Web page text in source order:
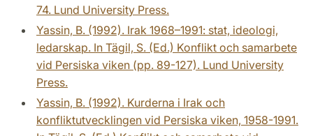
74. Lund University Press.
Yassin, B. (1992). Irak 1968–1991: stat, ideologi,
ledarskap. In Tägil, S. (Ed.) Konflikt och samarbete
vid Persiska viken (pp. 89-127). Lund University
Press.
Yassin, B. (1992). Kurderna i Irak och
konfliktutvecklingen vid Persiska viken, 1958-1991.